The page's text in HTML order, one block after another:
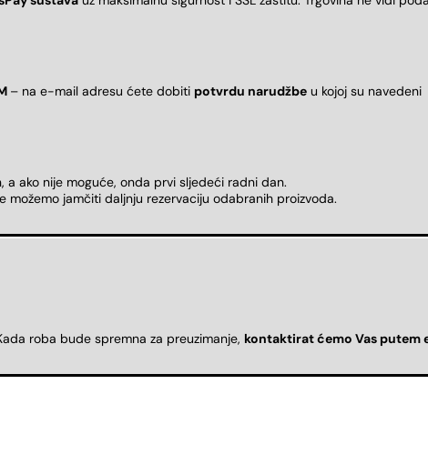
– na e-mail adresu ćete dobiti potvrdu narudžbe u kojoj su navedeni
a ako nije moguće, onda prvi sljedeći radni dan.
možemo jamčiti daljnju rezervaciju odabranih proizvoda.
roba bude spremna za preuzimanje, kontaktirat ćemo Vas putem